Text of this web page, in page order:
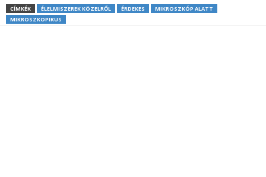
CÍMKÉK ÉLELMISZEREK KÖZELRŐL ÉRDEKES
MIKROSZKÓP ALATT
MIKROSZKOPIKUS